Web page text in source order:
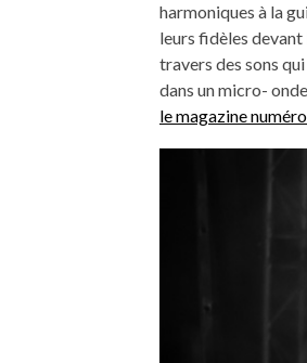
harmoniques à la
leurs fidèles devant
travers des sons
dans un micro-
le magazine